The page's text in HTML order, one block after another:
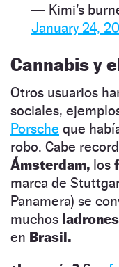
— Kimi’s
January 24,
Cannabis y
Otros usuarios
sociales,
Porsche que
robo. Cabe
Ámsterdam, los
marca de
Panamera) se
muchos
en Brasil.